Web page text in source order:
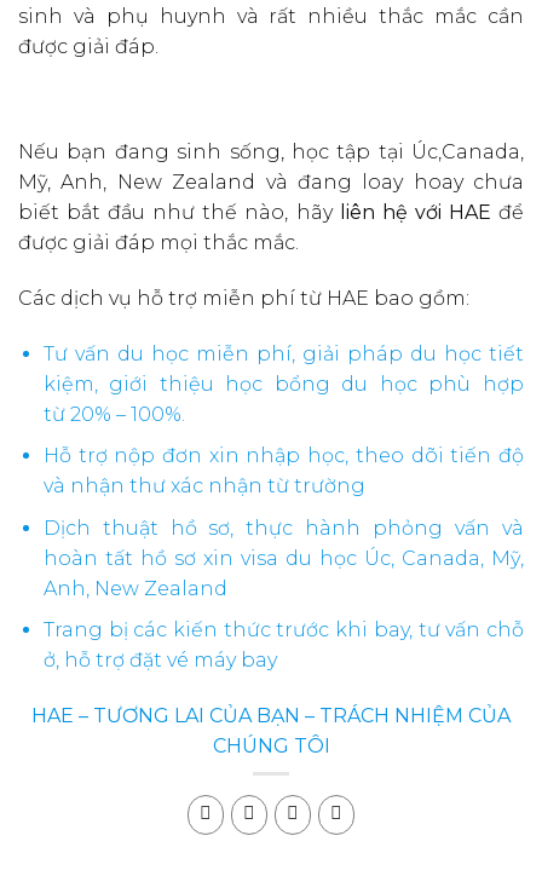
sinh và phụ huynh và rất nhiều thắc mắc cần
được giải đáp.
Nếu bạn đang sinh sống, học tập tại Úc,Canada,
Mỹ, Anh, New Zealand và đang loay hoay chưa
biết bắt đầu như thế nào, hãy liên hệ với HAE để
được giải đáp mọi thắc mắc.
Các dịch vụ hỗ trợ miễn phí từ HAE bao gồm:
Tư vấn du học miễn phí, giải pháp du học tiết
kiệm, giới thiệu học bổng du học phù hợp
từ 20% – 100%.
Hỗ trợ nộp đơn xin nhập học, theo dõi tiến độ
và nhận thư xác nhận từ trường
Dịch thuật hồ sơ, thực hành phỏng vấn và
hoàn tất hồ sơ xin visa du học Úc, Canada, Mỹ,
Anh, New Zealand
Trang bị các kiến thức trước khi bay, tư vấn chỗ
ở, hỗ trợ đặt vé máy bay
HAE – TƯƠNG LAI CỦA BẠN – TRÁCH NHIỆM CỦA
CHÚNG TÔI